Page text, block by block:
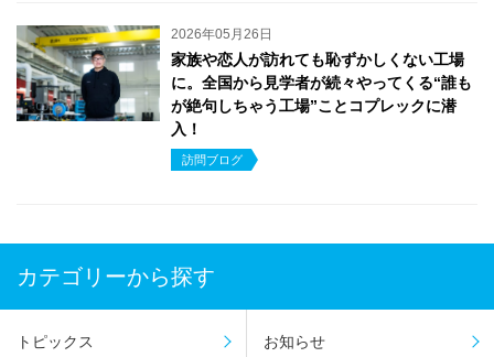
2026年05月26日
家族や恋人が訪れても恥ずかしくない工場
に。全国から見学者が続々やってくる“誰も
が絶句しちゃう工場”ことコプレックに潜
入！
訪問ブログ
カテゴリーから探す
トピックス お知らせ